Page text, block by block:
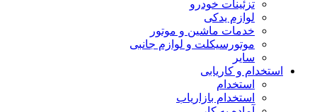
تزئینات خودرو
لوازم یدکی
خدمات ماشین و موتور
موتورسیکلت و لوازم جانبی
سایر
استخدام و کاریابی
استخدام
استخدام بازاریاب